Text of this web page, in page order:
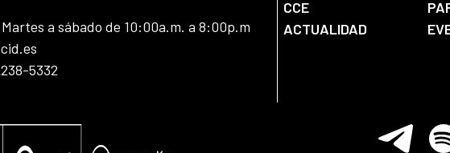
a sábado de 10:00a.m. a 8:00p.m
5332
CCE
ACTUALIDAD
Telegram